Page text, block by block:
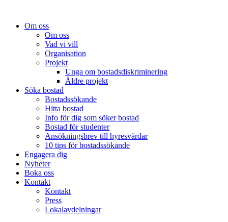
Om oss
Om oss
Vad vi vill
Organisation
Projekt
Unga om bostadsdiskriminering
Äldre projekt
Söka bostad
Bostadssökande
Hitta bostad
Info för dig som söker bostad
Bostad för studenter
Ansökningsbrev till hyresvärdar
10 tips för bostadssökande
Engagera dig
Nyheter
Boka oss
Kontakt
Kontakt
Press
Lokalavdelningar